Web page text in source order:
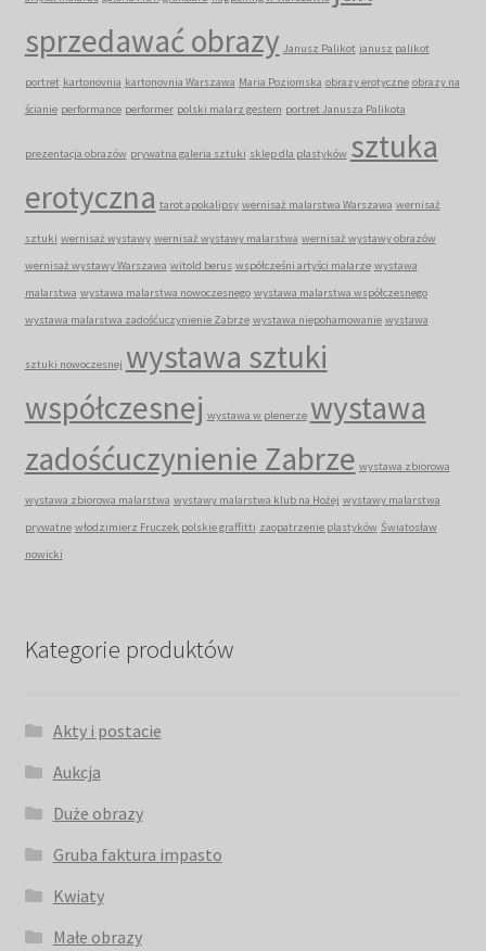
sprzedawać obrazy Janusz Palikot janusz palikot
portret kartonovnia kartonovnia Warszawa Maria Poziomska obrazy erotyczne obrazy na
ścianie performance performer polski malarz gestem portret Janusza Palikota
prezentacja obrazów prywatna galeria sztuki sklep dla plastyków sztuka
erotyczna tarot apokalipsy wernisaż malarstwa Warszawa wernisaż
sztuki wernisaż wystawy wernisaż wystawy malarstwa wernisaż wystawy obrazów
wernisaż wystawy Warszawa witold berus współcześni artyści malarze wystawa
malarstwa wystawa malarstwa nowoczesnego wystawa malarstwa współczesnego
wystawa malarstwa zadośćuczynienie Zabrze wystawa niepohamowanie wystawa
sztuki nowoczesnej wystawa sztuki
współczesnej wystawa w plenerze wystawa
zadośćuczynienie Zabrze wystawa zbiorowa
wystawa zbiorowa malarstwa wystawy malarstwa klub na Hożej wystawy malarstwa
prywatne włodzimierz Fruczek polskie graffitti zaopatrzenie plastyków Światosław
nowicki
Kategorie produktów
Akty i postacie
Aukcja
Duże obrazy
Gruba faktura impasto
Kwiaty
Małe obrazy